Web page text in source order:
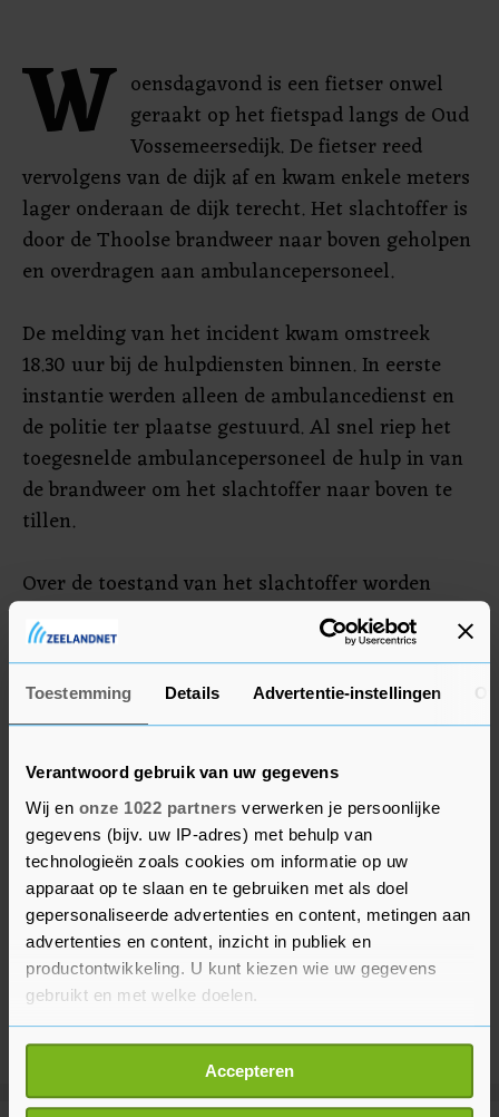
Toestemming Details Advertentie-instellingen
Verantwoord gebruik van uw gegevens
Wij en onze 1022 partners verwerken je persoonlijke
gegevens (bijv. uw IP-adres) met behulp van
technologieën zoals cookies om informatie op uw
apparaat op te slaan en te gebruiken met als doel
gepersonaliseerde advertenties en content, metingen aan
advertenties en content, inzicht in publiek en
productontwikkeling. U kunt kiezen wie uw gegevens
gebruikt en met welke doelen.
Als u het toestaat, willen we ook graag:
Informatie verzamelen over uw geografische
locatie, die tot een paar meter nauwkeurig kan zijn
Accepteren
W oensdagavond is een fietser onwel
geraakt op het fietspad langs de Oud
Vossemeersedijk. De fietser reed
vervolgens van de dijk af en kwam enkele meters
lager onderaan de dijk terecht. Het slachtoffer is
door de Thoolse brandweer naar boven geholpen
en overdragen aan ambulancepersoneel.
De melding van het incident kwam omstreek
18.30 uur bij de hulpdiensten binnen. In eerste
instantie werden alleen de ambulancedienst en
de politie ter plaatse gestuurd. Al snel riep het
toegesnelde ambulancepersoneel de hulp in van
de brandweer om het slachtoffer naar boven te
tillen.
Over de toestand van het slachtoffer worden
geen verdere mededingen gedaan. Het overige
verkeer had geen hinder van het incident.